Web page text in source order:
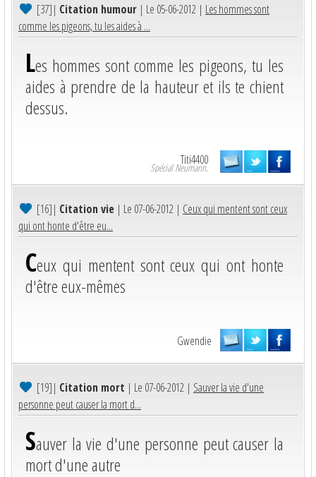
[37]| Citation humour | Le 05-06-2012 | Les hommes sont
comme les pigeons, tu les aides à ...
Les hommes sont comme les pigeons, tu les
aides à prendre de la hauteur et ils te chient
dessus.
Titi4400
Spécial Neumann.
[16]| Citation vie | Le 07-06-2012 | Ceux qui mentent sont ceux
qui ont honte d'être eu...
Ceux qui mentent sont ceux qui ont honte
d'être eux-mêmes
Gwendie
[19]| Citation mort | Le 07-06-2012 | Sauver la vie d'une
personne peut causer la mort d...
Sauver la vie d'une personne peut causer la
mort d'une autre